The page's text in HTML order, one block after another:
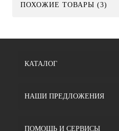
ПОХОЖИЕ ТОВАРЫ (3)
КАТАЛОГ
НАШИ ПРЕДЛОЖЕНИЯ
ПОМОЩЬ И СЕРВИСЫ